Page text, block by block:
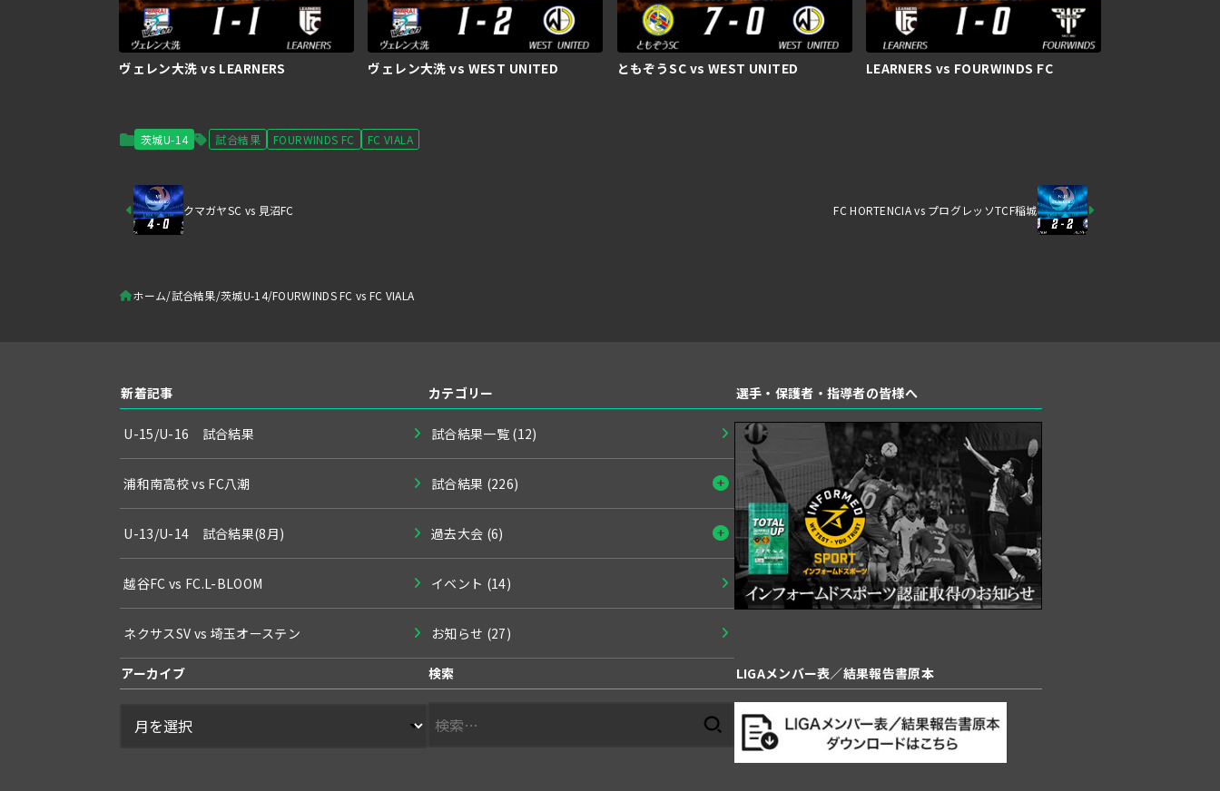
ヴェレン大洗 vs LEARNERS ヴェレン大洗 vs WEST UNITED ともぞうSC vs WEST UNITED LEARNERS vs FOURWINDS FC
茨城U-14 試合結果 FOURWINDS FC FC VIALA
クマガヤSC vs 見沼FC FC HORTENCIA vs プログレッソTCF稲城
ホーム 試合結果 茨城U-14 FOURWINDS FC vs FC VIALA
新着記事
U-15/U-16 試合結果
浦和南高校 vs FC八潮
U-13/U-14 試合結果(8月)
越谷FC vs FC.L-BLOOM
ネクサスSV vs 埼玉オーステン
カテゴリー
試合結果一覧 (12)
試合結果 (226)
過去大会 (6)
イベント (14)
お知らせ (27)
選手・保護者・指導者の皆様へ
アーカイブ 検索 LIGAメンバー表／結果報告書原本